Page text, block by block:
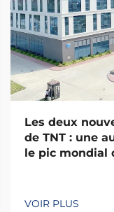
Les deux
de TNT : une
le pic mondial
VOIR PLUS